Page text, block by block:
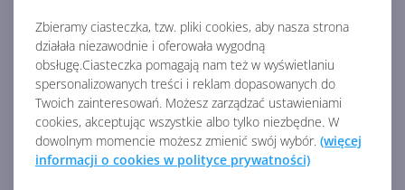
Zbieramy ciasteczka, tzw. pliki cookies, aby nasza strona
działała niezawodnie i oferowała wygodną
obsługę.Ciasteczka pomagają nam też w wyświetlaniu
spersonalizowanych treści i reklam dopasowanych do
Twoich zainteresowań. Możesz zarządzać ustawieniami
cookies, akceptując wszystkie albo tylko niezbędne. W
dowolnym momencie możesz zmienić swój wybór. (więcej
informacji o cookies w polityce prywatności)
t-is-expanding-windows-11s-mica-to-more-apps-and-
title-bar/
AKTUALNOŚCI Z KATEGORII OFFICE 365
Microsoft Defender dla Office
365 chroni przed phishingiem